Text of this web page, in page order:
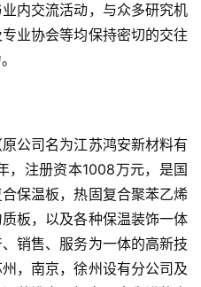
内交流活动，与众多研究机
业协会等均保持密切的交往
公司名为江苏鸿安新材料有
，注册资本1008万元，是国
保温板，热固复合聚苯乙烯
板，以及各种保温装饰一体
销售、服务为一体的高新技
，南京，徐州设有分公司及